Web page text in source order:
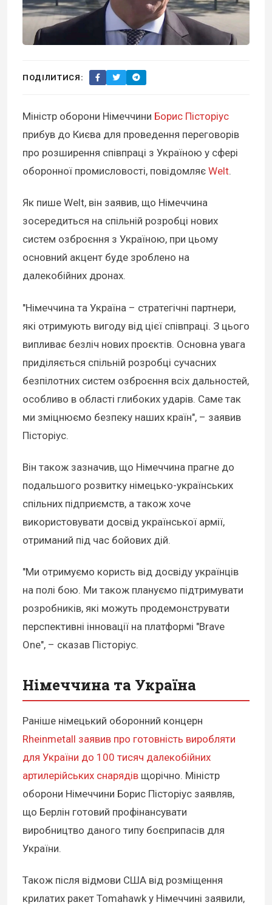
ПОДІЛИТИСЯ:
Міністр оборони Німеччини Борис Пісторіус
прибув до Києва для проведення переговорів
про розширення співпраці з Україною у сфері
оборонної промисловості, повідомляє Welt.
Як пише Welt, він заявив, що Німеччина
зосередиться на спільній розробці нових
систем озброєння з Україною, при цьому
основний акцент буде зроблено на
далекобійних дронах.
"Німеччина та Україна – стратегічні партнери,
які отримують вигоду від цієї співпраці. З цього
випливає безліч нових проєктів. Основна увага
приділяється спільній розробці сучасних
безпілотних систем озброєння всіх дальностей,
особливо в області глибоких ударів. Саме так
ми зміцнюємо безпеку наших країн", – заявив
Пісторіус.
Він також зазначив, що Німеччина прагне до
подальшого розвитку німецько-українських
спільних підприємств, а також хоче
використовувати досвід української армії,
отриманий під час бойових дій.
"Ми отримуємо користь від досвіду українців
на полі бою. Ми також плануємо підтримувати
розробників, які можуть продемонструвати
перспективні інновації на платформі "Brave
One", – сказав Пісторіус.
Німеччина та Україна
Раніше німецький оборонний концерн
Rheinmetall заявив про готовність виробляти
для України до 100 тисяч далекобійних
артилерійських снарядів щорічно. Міністр
оборони Німеччини Борис Пісторіус заявляв,
що Берлін готовий профінансувати
виробництво даного типу боєприпасів для
України.
Також після відмови США від розміщення
крилатих ракет Tomahawk у Німеччині заявили,